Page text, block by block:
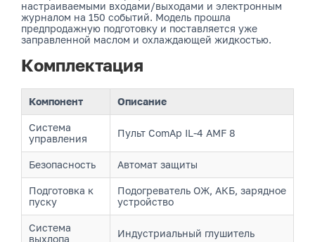
настраиваемыми входами/выходами и электронным
журналом на 150 событий. Модель прошла
предпродажную подготовку и поставляется уже
заправленной маслом и охлаждающей жидкостью.
Комплектация
Компонент Описание
Система
управления
Пульт ComAp IL-4 AMF 8
Безопасность Автомат защиты
Подготовка к
пуску
Подогреватель ОЖ, АКБ, зарядное
устройство
Система
выхлопа
Индустриальный глушитель